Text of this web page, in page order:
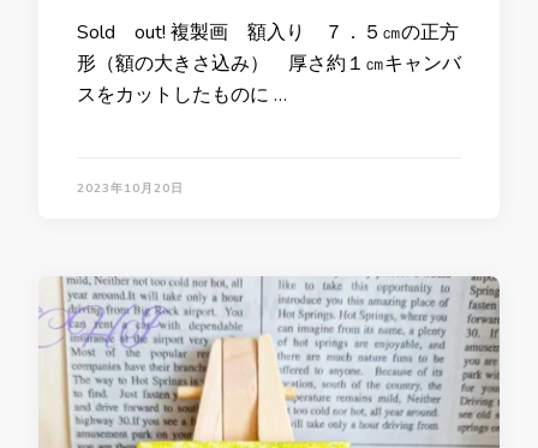
Sold out! 複製画 額入り ７．５㎝の正方
形（額の大きさ込み） 厚さ約１㎝キャンバ
スをカットしたものに …
2023年10月20日